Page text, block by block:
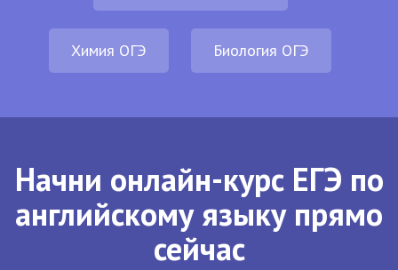
Химия ОГЭ Биология ОГЭ
Начни онлайн-курс ЕГЭ по
английскому языку прямо
сейчас